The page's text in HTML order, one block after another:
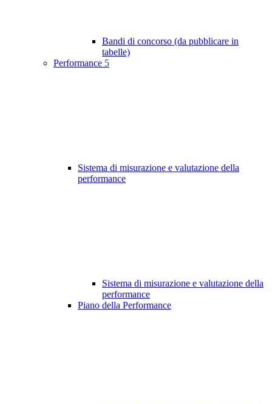
Bandi di concorso (da pubblicare in
tabelle)
Performance 5
Sistema di misurazione e valutazione della
performance
Sistema di misurazione e valutazione della
performance
Piano della Performance